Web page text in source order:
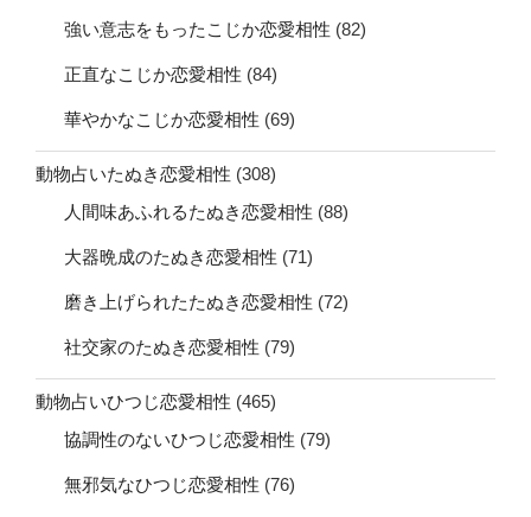
強い意志をもったこじか恋愛相性 (82)
正直なこじか恋愛相性 (84)
華やかなこじか恋愛相性 (69)
動物占いたぬき恋愛相性 (308)
人間味あふれるたぬき恋愛相性 (88)
大器晩成のたぬき恋愛相性 (71)
磨き上げられたたぬき恋愛相性 (72)
社交家のたぬき恋愛相性 (79)
動物占いひつじ恋愛相性 (465)
協調性のないひつじ恋愛相性 (79)
無邪気なひつじ恋愛相性 (76)